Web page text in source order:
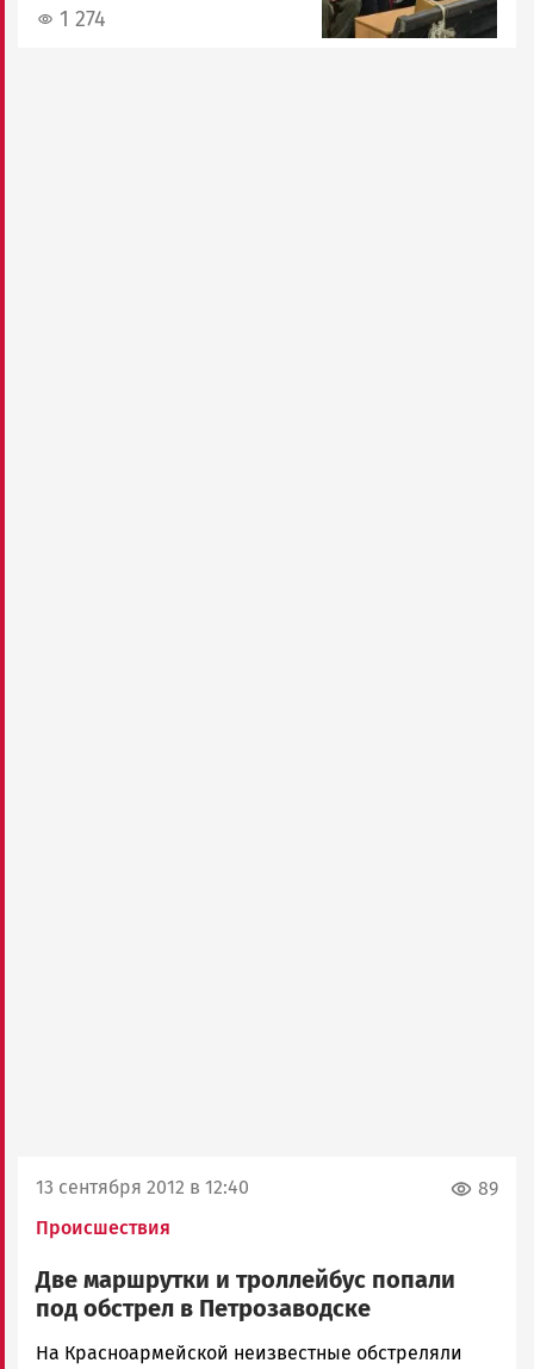
1 274
13 сентября 2012 в 12:40
Происшествия
89
Две маршрутки и троллейбус попали
под обстрел в Петрозаводске
admintimur
На Красноармейской неизвестные обстреляли